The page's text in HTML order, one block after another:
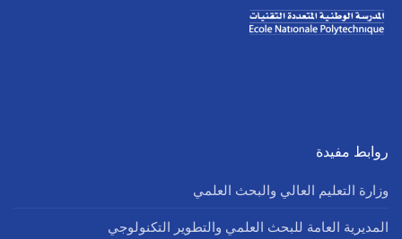
روابط مفيدة
وزارة التعليم العالي والبحث العلمي
المديرية العامة للبحث العلمي والتطوير التكنولوجي